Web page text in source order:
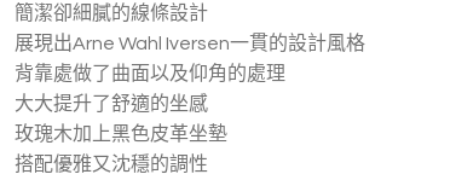
簡潔卻細膩的線條設計
展現出Arne Wahl Iversen一貫的設計風格
背靠處做了曲面以及仰角的處理
大大提升了舒適的坐感
玫瑰木加上黑色皮革坐墊
搭配優雅又沈穩的調性